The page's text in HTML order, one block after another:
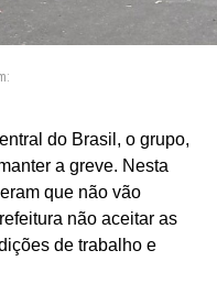
do Brasil, o grupo,
a greve. Nesta
que não vão
não aceitar as
de trabalho e